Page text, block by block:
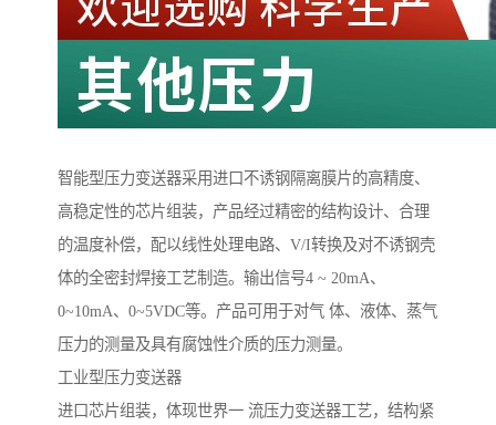
智能型压力变送器采用进口不诱钢隔离膜片的高精度、
高稳定性的芯片组装，产品经过精密的结构设计、合理
的温度补偿，配以线性处理电路、V/I转换及对不诱钢壳
体的全密封焊接工艺制造。输出信号4 ~ 20mA、
0~10mA、0~5VDC等。产品可用于对气 体、液体、蒸气
压力的测量及具有腐蚀性介质的压力测量。
工业型压力变送器
进口芯片组装，体现世界一 流压力变送器工艺，结构紧